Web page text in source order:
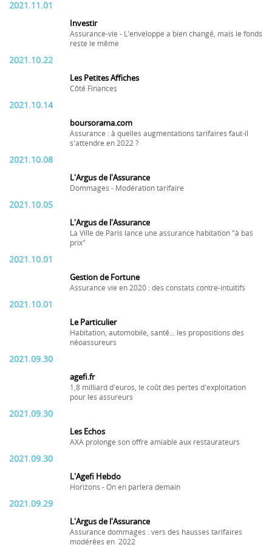
2021.11.01
Investir
Assurance-vie - L'enveloppe a bien changé, mais le fonds
reste le même
2021.10.22
Les Petites Affiches
Côté Finances
2021.10.14
boursorama.com
Assurance : à quelles augmentations tarifaires faut-il
s'attendre en 2022 ?
2021.10.08
L'Argus de l'Assurance
Dommages - Modération tarifaire
2021.10.05
L'Argus de l'Assurance
La Ville de Paris lance une assurance habitation "à bas
prix"
2021.10.01
Gestion de Fortune
Assurance vie en 2020 : des constats contre-intuitifs
2021.10.01
Le Particulier
Habitation, automobile, santé... les propositions des
néoassureurs
2021.09.30
agefi.fr
1,8 milliard d'euros, le coût des pertes d'exploitation
pour les assureurs
2021.09.30
Les Echos
AXA prolonge son offre amiable aux restaurateurs
2021.09.30
L'Agefi Hebdo
Horizons - On en parlera demain
2021.09.29
L'Argus de l'Assurance
Assurance dommages : vers des hausses tarifaires
modérées en 2022